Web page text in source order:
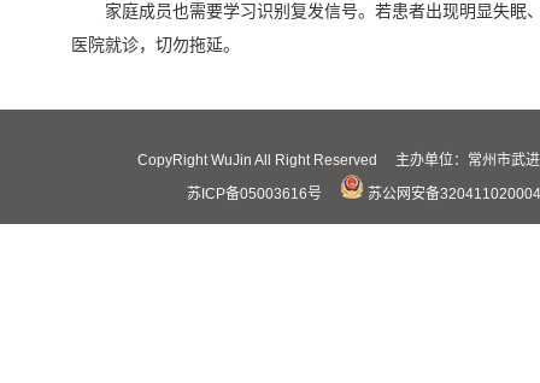
家庭成员也需要学习识别复发信号。若患者出现明显失
医院就诊，切勿拖延。
CopyRight WuJin All Right Reserved 主办单位：常州市
苏ICP备05003616号
苏公网安备